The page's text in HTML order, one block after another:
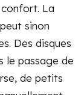
La
sinon
Des disques
le passage de
de petits